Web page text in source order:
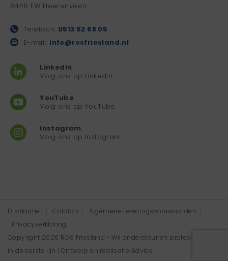
8448 EW Heerenveen
Telefoon: 0513 62 68 05
E-mail: info@rosfriesland.nl
LinkedIn
Volg ons op Linkedin
YouTube
Volg ons op YouTube
Instagram
Volg ons op Instagram
Disclaimer Colofon
Algemene Leveringsvoorwaarden
Privacyverklaring
Copyright 2026 ROS Friesland - Wij ondersteunen professionals
in de eerste lijn | Ontwerp en realisatie Advice